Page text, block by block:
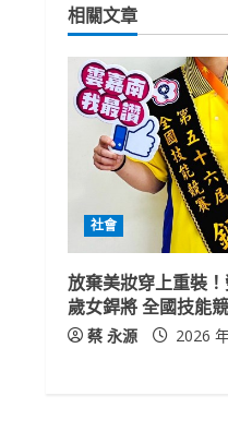
i
n
u
R
e
a
d
相關文章
社會
放棄美妝穿上重裝
歲女銲將 全國技能
蔡 永源 2026